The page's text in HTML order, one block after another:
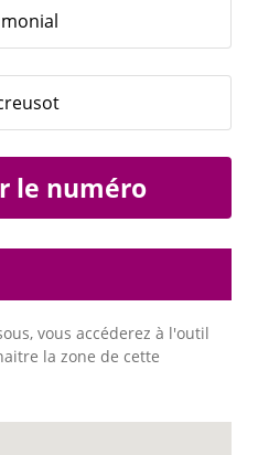
le numéro
vous accéderez à l'outil
la zone de cette